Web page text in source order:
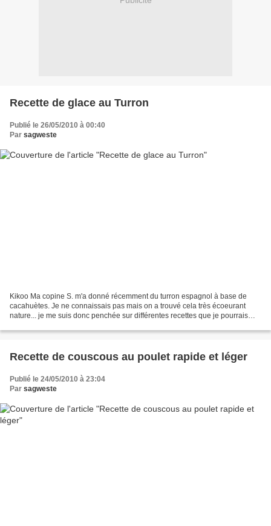
Recette de glace au Turron
Publié le 26/05/2010 à 00:40
Par sagweste
Kikoo Ma copine S. m'a donné récemment du turron espagnol à base de
cacahuètes. Je ne connaissais pas mais on a trouvé cela très écoeurant
nature... je me suis donc penchée sur différentes recettes que je pourrais
Recette de couscous au poulet rapide et léger
Publié le 24/05/2010 à 23:04
Par sagweste